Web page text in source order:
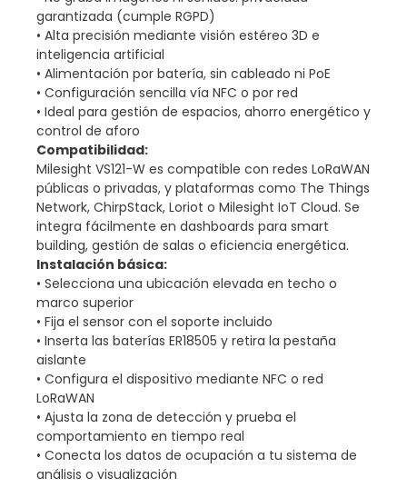
garantizada (cumple RGPD)
• Alta precisión mediante visión estéreo 3D e
inteligencia artificial
• Alimentación por batería, sin cableado ni PoE
• Configuración sencilla vía NFC o por red
• Ideal para gestión de espacios, ahorro energético y
control de aforo
Compatibilidad:
Milesight VS121-W es compatible con redes LoRaWAN
públicas o privadas, y plataformas como The Things
Network, ChirpStack, Loriot o Milesight IoT Cloud. Se
integra fácilmente en dashboards para smart
building, gestión de salas o eficiencia energética.
Instalación básica:
• Selecciona una ubicación elevada en techo o
marco superior
• Fija el sensor con el soporte incluido
• Inserta las baterías ER18505 y retira la pestaña
aislante
• Configura el dispositivo mediante NFC o red
LoRaWAN
• Ajusta la zona de detección y prueba el
comportamiento en tiempo real
• Conecta los datos de ocupación a tu sistema de
análisis o visualización